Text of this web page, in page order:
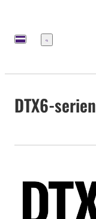
meny
DTX6-serien